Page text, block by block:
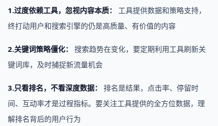
1.过度依赖工具，忽视内容本质：
工具提供数据和策略支持，
终打动用户和搜索引擎的仍是高质量、有价值的内容
2.关键词策略僵化：
搜索趋势在变化，要定期利用工具刷新关
键词库，及时捕捉新流量机会
3.只看排名，不看深度数据：
排名是结果，点击率、停留时
间、互动率才是过程指标。要关注工具提供的全方位数据，理
解排名背后的用户行为